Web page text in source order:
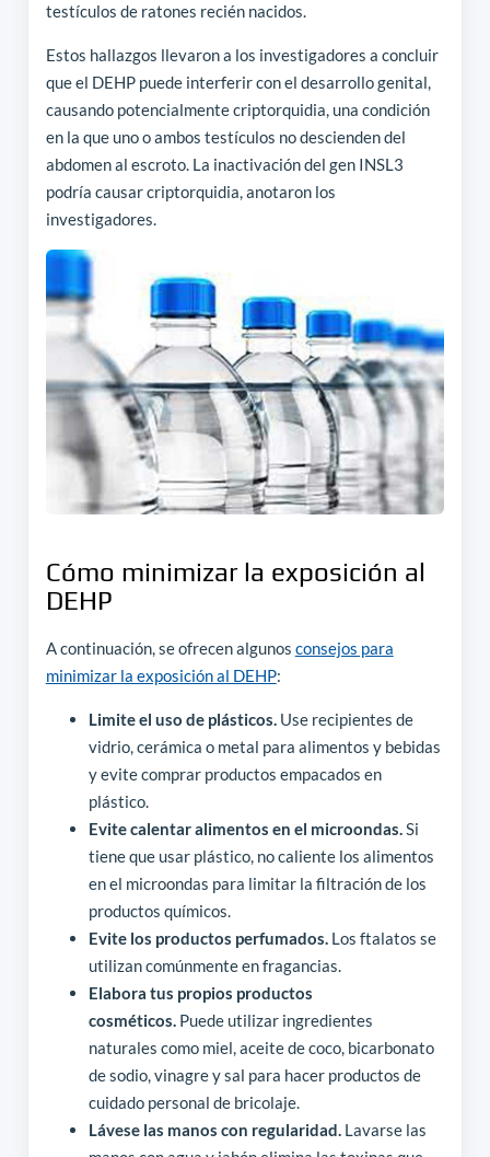
testículos de ratones recién nacidos.
Estos hallazgos llevaron a los investigadores a concluir
que el DEHP puede interferir con el desarrollo genital,
causando potencialmente criptorquidia, una condición
en la que uno o ambos testículos no descienden del
abdomen al escroto. La inactivación del gen INSL3
podría causar criptorquidia, anotaron los
investigadores.
Cómo minimizar la exposición al
DEHP
A continuación, se ofrecen algunos consejos para
minimizar la exposición al DEHP:
Limite el uso de plásticos. Use recipientes de
vidrio, cerámica o metal para alimentos y bebidas
y evite comprar productos empacados en
plástico.
Evite calentar alimentos en el microondas.Si
tiene que usar plástico, no caliente los alimentos
en el microondas para limitar la filtración de los
productos químicos.
Evite los productos perfumados. Los ftalatos se
utilizan comúnmente en fragancias.
Elabora tus propios productos
cosméticos. Puede utilizar ingredientes
naturales como miel, aceite de coco, bicarbonato
de sodio, vinagre y sal para hacer productos de
cuidado personal de bricolaje.
Lávese las manos con regularidad. Lavarse las